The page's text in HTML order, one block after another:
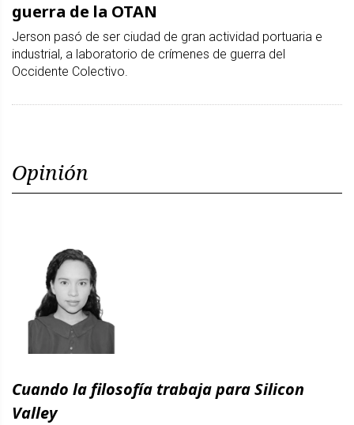
guerra de la OTAN
Jerson pasó de ser ciudad de gran actividad portuaria e
industrial, a laboratorio de crímenes de guerra del
Occidente Colectivo.
Opinión
Cuando la filosofía trabaja para Silicon
Valley